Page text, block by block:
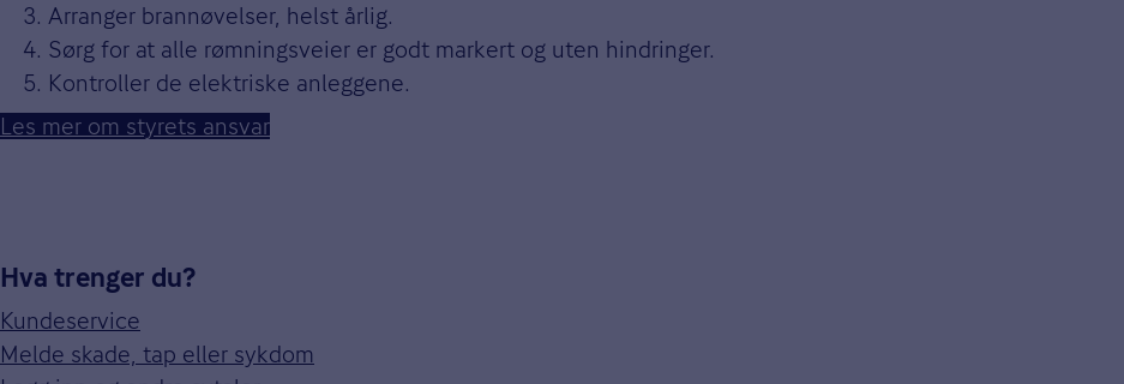
Arranger brannøvelser, helst årlig.
Sørg for at alle rømningsveier er godt markert og uten hindringer.
Kontroller de elektriske anleggene.
Les mer om styrets ansvar
Hva trenger du?
Kundeservice
Melde skade, tap eller sykdom